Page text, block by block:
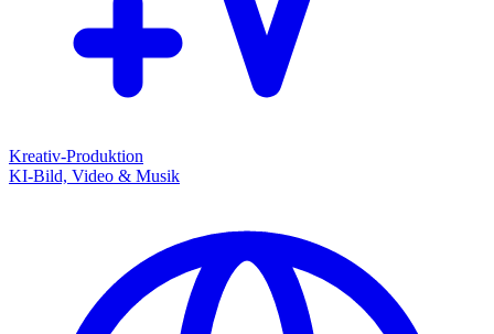
Kreativ-Produktion
KI-Bild, Video & Musik